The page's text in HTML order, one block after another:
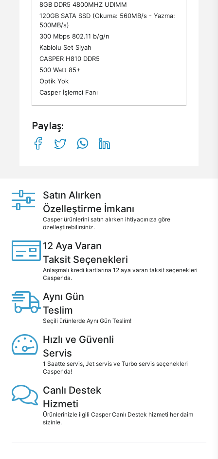
8GB DDR5 4800MHZ UDIMM
120GB SATA SSD (Okuma: 560MB/s - Yazma:
500MB/s)
300 Mbps 802.11 b/g/n
Kablolu Set Siyah
CASPER H810 DDR5
500 Watt 85+
Optik Yok
Casper İşlemci Fanı
Paylaş:
Satın Alırken
Özelleştirme İmkanı
Casper ürünlerini satın alırken ihtiyacınıza göre
özelleştirebilirsiniz.
12 Aya Varan
Taksit Seçenekleri
Anlaşmalı kredi kartlarına 12 aya varan taksit seçenekleri
Casper'da.
Aynı Gün
Teslim
Seçili ürünlerde Aynı Gün Teslim!
Hızlı ve Güvenli
Servis
1 Saatte servis, Jet servis ve Turbo servis seçenekleri
Casper'da!
Canlı Destek
Hizmeti
Ürünlerinizle ilgili Casper Canlı Destek hizmeti her daim
sizinle.